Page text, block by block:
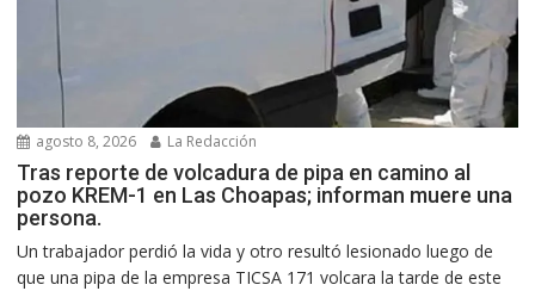
agosto 8, 2026 La Redacción
Tras reporte de volcadura de pipa en camino al
pozo KREM-1 en Las Choapas; informan muere una
persona.
Un trabajador perdió la vida y otro resultó lesionado luego de
que una pipa de la empresa TICSA 171 volcara la tarde de este